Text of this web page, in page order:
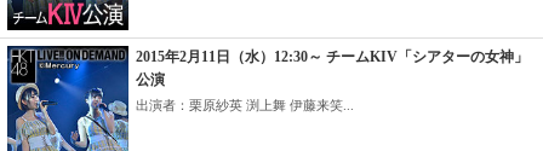
2015年2月11日（水）12:30～ チームKIV「シアターの女神」
公演
出演者：栗原紗英 渕上舞 伊藤来笑...